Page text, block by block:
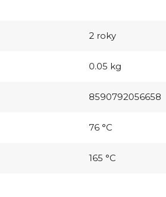
2 roky
0.05 kg
8590792056658
76 °C
165 °C